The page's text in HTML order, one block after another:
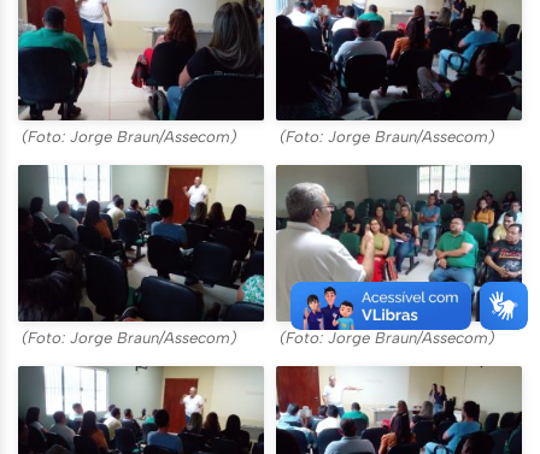
(Foto: Jorge Braun/Assecom) (Foto: Jorge Braun/Assecom)
(Foto: Jorge Braun/Assecom) (Foto: Jorge Braun/Assecom)